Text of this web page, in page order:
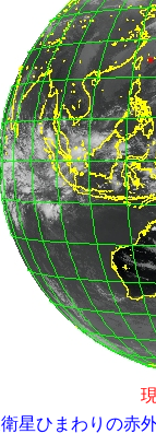
星ひまわりの赤